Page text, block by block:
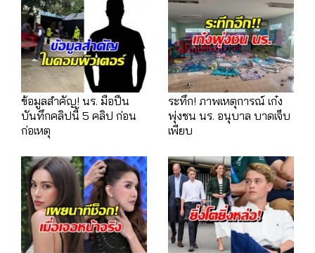
ข้อมูลสำคัญ! นร. มือปืน
บันทึกคลิปนี้ 5 คลิป ก่อน
ก่อเหตุ
ระทึก! ภาพเหตุการณ์ เก๋ง
พุ่งชน นร. อนุบาล บาดเจ็บ
เพียบ